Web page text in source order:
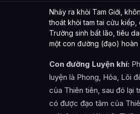
Nhảy ra khỏi Tam Giới,
thoát khỏi tam tai cửu kiếp,
Trường sinh bất lão, tiêu
một con đường (đạo) hoàn
Con đường Luyện khí:
luyện là Phong, Hỏa, Lôi
của Thiên tiên, sau đó lại
có được đạo tâm của